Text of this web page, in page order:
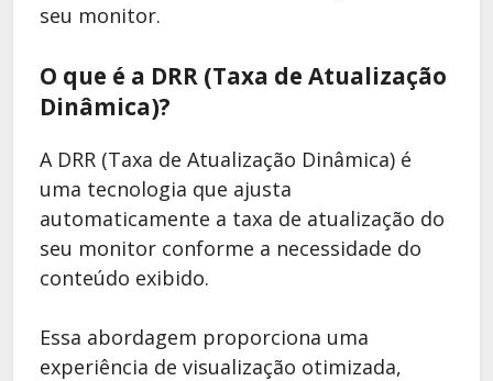
seu monitor.
O que é a DRR (Taxa de Atualização
Dinâmica)?
A DRR (Taxa de Atualização Dinâmica) é
uma tecnologia que ajusta
automaticamente a taxa de atualização do
seu monitor conforme a necessidade do
conteúdo exibido.
Essa abordagem proporciona uma
experiência de visualização otimizada,